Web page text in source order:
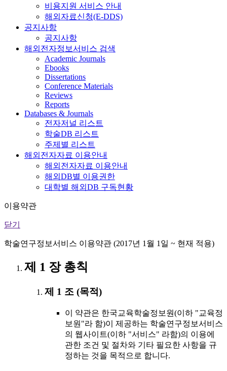
비용지원 서비스 안내
해외자료신청(E-DDS)
공지사항
공지사항
해외전자정보서비스 검색
Academic Journals
Ebooks
Dissertations
Conference Materials
Reviews
Reports
Databases & Journals
전자저널 리스트
학술DB 리스트
주제별 리스트
해외전자자료 이용안내
해외전자자료 이용안내
해외DB별 이용권한
대학별 해외DB 구독현황
이용약관
닫기
학술연구정보서비스 이용약관 (2017년 1월 1일 ~ 현재 적용)
제 1 장 총칙
제 1 조 (목적)
이 약관은 한국교육학술정보원(이하 "교육정
보원"라 함)이 제공하는 학술연구정보서비스
의 웹사이트(이하 "서비스" 라함)의 이용에
관한 조건 및 절차와 기타 필요한 사항을 규
정하는 것을 목적으로 합니다.